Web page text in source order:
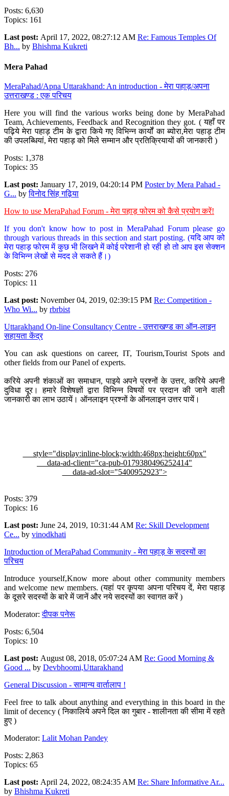
Posts: 6,630
Topics: 161
Last post: April 17, 2022, 08:27:12 AM Re: Famous Temples Of
Bh... by Bhishma Kukreti
Mera Pahad
MeraPahad/Apna Uttarakhand: An introduction - मेरा पहाड़/अपना
उत्तराखण्ड : एक परिचय
Here you will find the various works being done by MeraPahad
Team, Achievements, Feedback and Recognition they got. ( यहाँ पर
पढ़िये मेरा पहाड़ टीम के द्वारा किये गए विभिन्न कार्यों का ब्योरा,मेरा पहाड़ टीम
की उपलब्धियां, मेरा पहाड़ को मिले सम्मान और प्रतिक्रियायों की जानकारी )
Posts: 1,378
Topics: 35
Last post: January 17, 2019, 04:20:14 PM Poster by Mera Pahad -
G... byविनोद सिंह गढ़िया
How to use MeraPahad Forum - मेरा पहाड़ फोरम को कैसे प्रयोग करें!
If you don't know how to post in MeraPahad Forum please go
through various threads in this section and start posting. (यदि आप को
मेरा पहाड़ फोरम में कुछ भी लिखने में कोई परेशानी हो रही हो तो आप इस सेक्शन
के विभिन्न लेखों से मदद ले सकते हैं।)
Posts: 276
Topics: 11
Last post: November 04, 2019, 02:39:15 PM Re: Competition -
Who Wi... by rbrbist
Uttarakhand On-line Consultancy Centre - उत्तराखण्ड का ऑन-लाइन
सहायता केंद्र
You can ask questions on career, IT, Tourism,Tourist Spots and
other fields from our Panel of experts.
करिये अपनी शंकाओं का समाधान, पाइये अपने प्रश्नों के उत्तर, करिये अपनी
दुविधा दूर। हमारे विशेषज्ञों द्वारा विभिन्न विषयों पर प्रदान की जाने वाली
जानकारी का लाभ उठायें। ऑनलाइन प्रश्नों के ऑनलाइन उत्तर पायें।
style="display:inline-block;width:468px;height:60px"
data-ad-client="ca-pub-0179380496252414"
data-ad-slot="5400952923">
Posts: 379
Topics: 16
Last post: June 24, 2019, 10:31:44 AM Re: Skill Development
Ce... by vinodkhati
Introduction of MeraPahad Community - मेरा पहाड़ के सदस्यों का
परिचय
Introduce yourself,Know more about other community members
and welcome new members. (यहां पर कृपया अपना परिचय दें, मेरा पहाड़
के दूसरे सदस्यों के बारे में जानें और नये सदस्यों का स्वागत करें )
Moderator:दीपक पनेरू
Posts: 6,504
Topics: 10
Last post: August 08, 2018, 05:07:24 AM Re: Good Morning &
Good ... by Devbhoomi,Uttarakhand
General Discussion - सामान्य वार्तालाप !
Feel free to talk about anything and everything in this board in the
limit of decency ( निकालिये अपने दिल का गुबार - शालीनता की सीमा में रहते
हुए )
Moderator: Lalit Mohan Pandey
Posts: 2,863
Topics: 65
Last post: April 24, 2022, 08:24:35 AM Re: Share Informative Ar...
by Bhishma Kukreti